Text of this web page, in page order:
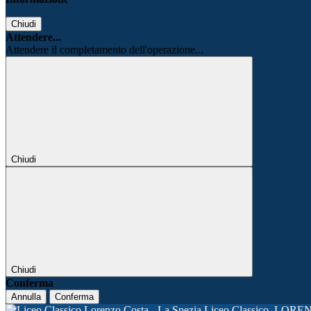
Chiudi
Attendere...
Attendere il completamento dell'operazione...
Chiudi
Chiudi
Conferma
Annulla Conferma